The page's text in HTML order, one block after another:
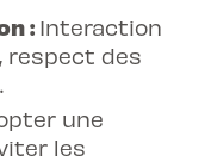
: Interaction
respect des
une
les